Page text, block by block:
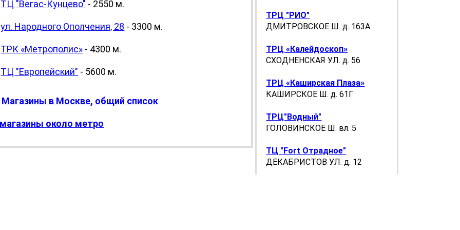
ТЦ "Вегас-Кунцево" - 2550 м.
ул. Народного Ополчения, 28 - 3300 м.
ТРК «Метрополис» - 4300 м.
ТЦ "Европейский" - 5600 м.
Магазины в Москве, общий список
магазины около метро
ТРЦ "РИО"
ДМИТРОВСКОЕ Ш. д. 163А
ТРЦ «Калейдоскоп»
СХОДНЕНСКАЯ УЛ. д. 56
ТРЦ «Каширская Плаза»
КАШИРСКОЕ Ш. д. 61Г
ТРЦ"Водный"
ГОЛОВИНСКОЕ Ш. вл. 5
ТЦ "Fort Отрадное"
ДЕКАБРИСТОВ УЛ. д. 12